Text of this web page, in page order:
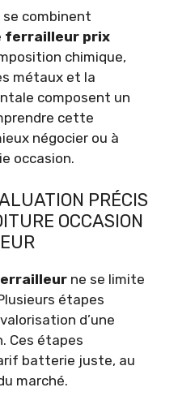
combinent
ferrailleur prix
chimique,
métaux et la
composent un
cette
négocier ou à
occasion.
PRÉCIS
OCCASION
ne se limite
étapes
d’une
Ces étapes
batterie juste, au
marché.